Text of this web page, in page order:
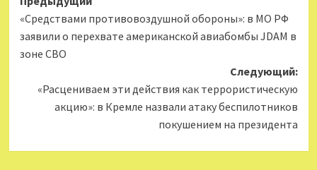
записи
«Средствами противовоздушной обороны»: в МО РФ
заявили о перехвате американской авиабомбы JDAM в
зоне СВО
Следующий:
«Расцениваем эти действия как террористическую
акцию»: в Кремле назвали атаку беспилотников
покушением на президента